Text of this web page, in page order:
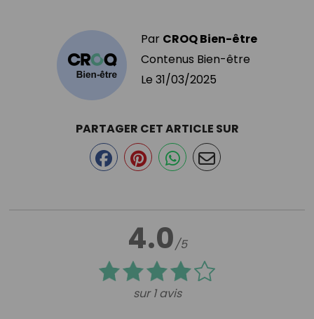
Par CROQ Bien-être
Contenus Bien-être
Le 31/03/2025
4.0/5
sur 1 avis
PARTAGER CET ARTICLE SUR